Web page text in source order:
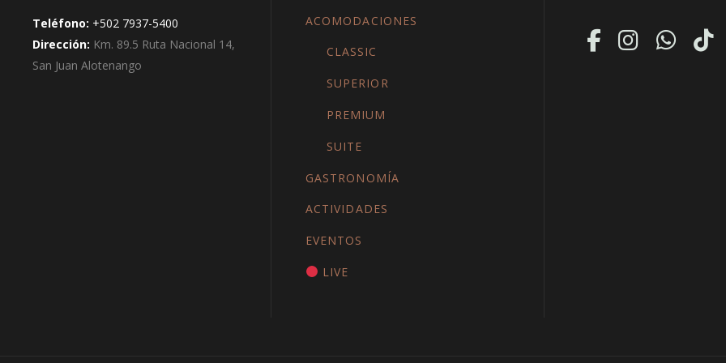
Teléfono: +502 7937-5400
Dirección: Km. 89.5 Ruta Nacional 14,
San Juan Alotenango
ACOMODACIONES
CLASSIC
SUPERIOR
PREMIUM
SUITE
GASTRONOMÍA
ACTIVIDADES
EVENTOS
LIVE